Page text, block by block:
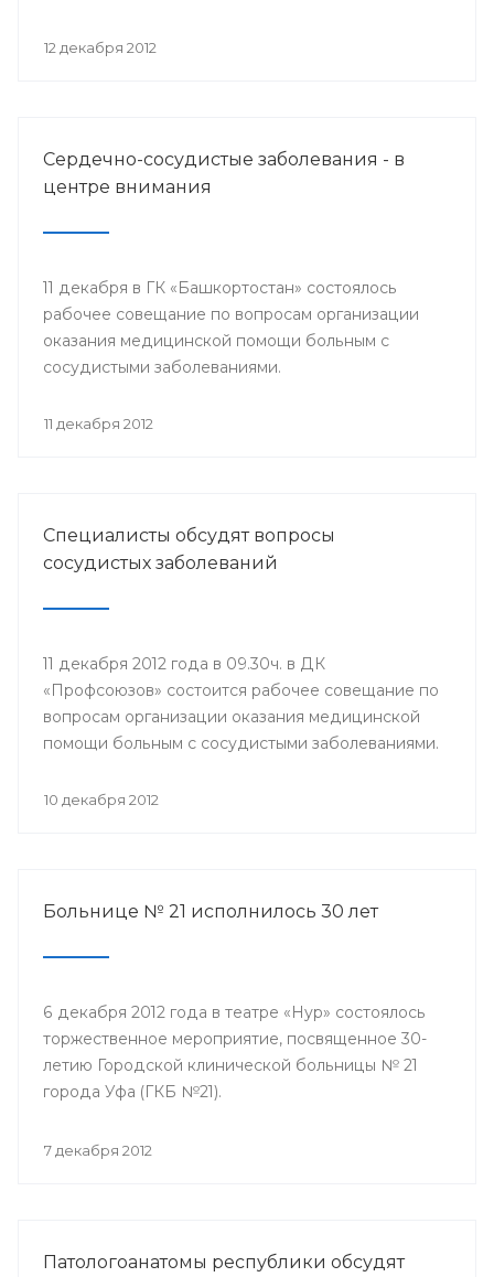
организовано Минздравом РБ с целью
12 декабря 2012
Сердечно-сосудистые заболевания - в
центре внимания
11 декабря в ГК «Башкортостан» состоялось
рабочее совещание по вопросам организации
оказания медицинской помощи больным с
сосудистыми заболеваниями.
11 декабря 2012
Специалисты обсудят вопросы
сосудистых заболеваний
11 декабря 2012 года в 09.30ч. в ДК
«Профсоюзов» состоится рабочее совещание по
вопросам организации оказания медицинской
помощи больным с сосудистыми заболеваниями.
10 декабря 2012
Больнице № 21 исполнилось 30 лет
6 декабря 2012 года в театре «Нур» состоялось
торжественное мероприятие, посвященное 30-
летию Городской клинической больницы № 21
города Уфа (ГКБ №21).
7 декабря 2012
Патологоанатомы республики обсудят